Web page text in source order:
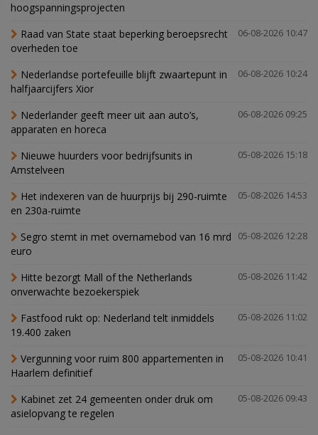
hoogspanningsprojecten
06-08-2026 10:47
Raad van State staat beperking beroepsrecht
overheden toe
06-08-2026 10:24
Nederlandse portefeuille blijft zwaartepunt in
halfjaarcijfers Xior
06-08-2026 09:25
Nederlander geeft meer uit aan auto’s,
apparaten en horeca
05-08-2026 15:18
Nieuwe huurders voor bedrijfsunits in
Amstelveen
05-08-2026 14:53
Het indexeren van de huurprijs bij 290-ruimte
en 230a-ruimte
05-08-2026 12:28
Segro stemt in met overnamebod van 16 mrd
euro
05-08-2026 11:42
Hitte bezorgt Mall of the Netherlands
onverwachte bezoekerspiek
05-08-2026 11:02
Fastfood rukt op: Nederland telt inmiddels
19.400 zaken
05-08-2026 10:41
Vergunning voor ruim 800 appartementen in
Haarlem definitief
05-08-2026 09:43
Kabinet zet 24 gemeenten onder druk om
asielopvang te regelen